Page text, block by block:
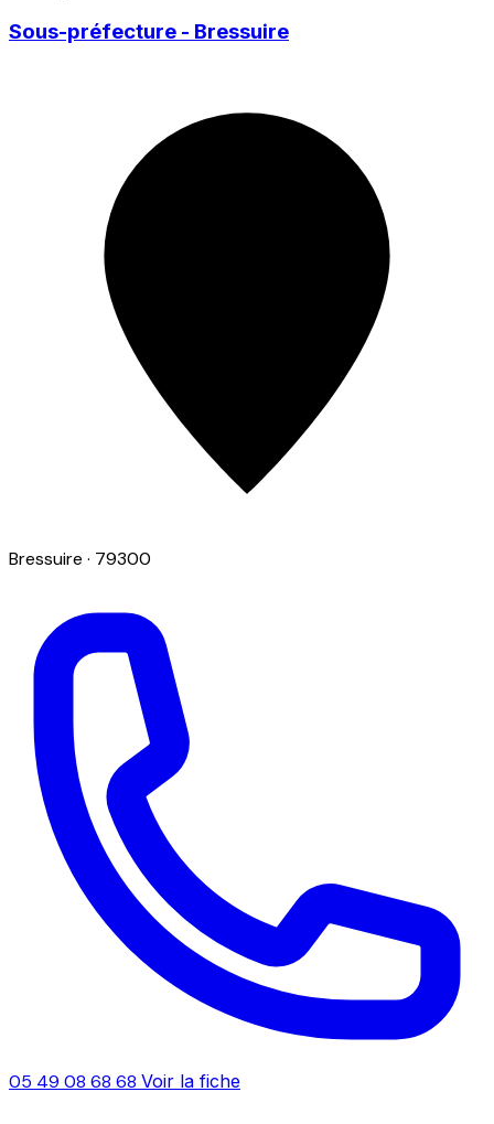
Sous-préfecture - Bressuire
Bressuire · 79300
05 49 08 68 68 Voir la fiche